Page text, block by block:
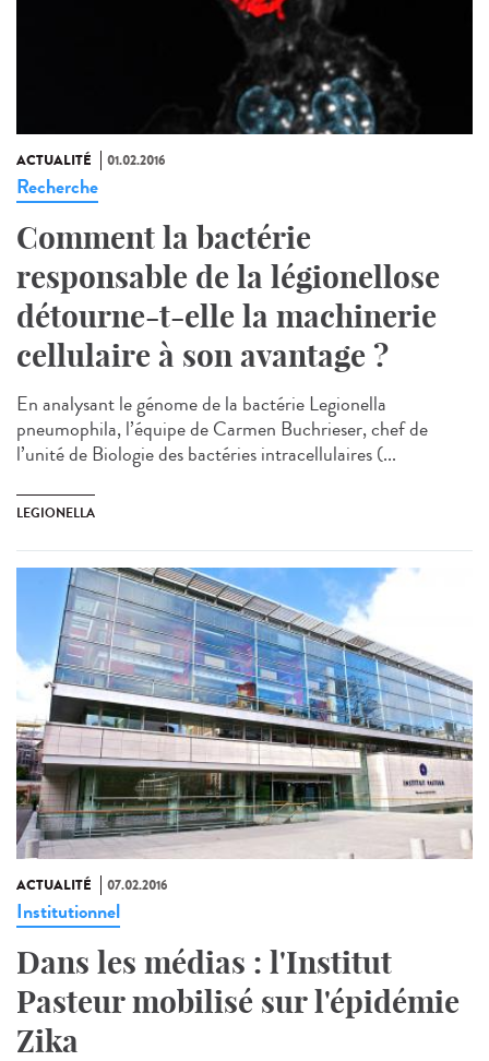
ACTUALITÉ 01.02.2016
Recherche
Comment la bactérie
responsable de la légionellose
détourne-t-elle la machinerie
cellulaire à son avantage ?
En analysant le génome de la bactérie Legionella
pneumophila, l’équipe de Carmen Buchrieser, chef de
l’unité de Biologie des bactéries intracellulaires (...
LEGIONELLA
ACTUALITÉ 07.02.2016
Institutionnel
Dans les médias : l'Institut
Pasteur mobilisé sur l'épidémie
Zika